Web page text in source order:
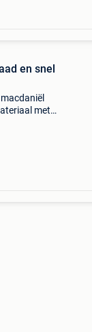
en snel
met